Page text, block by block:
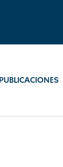
PUBLICACIONES